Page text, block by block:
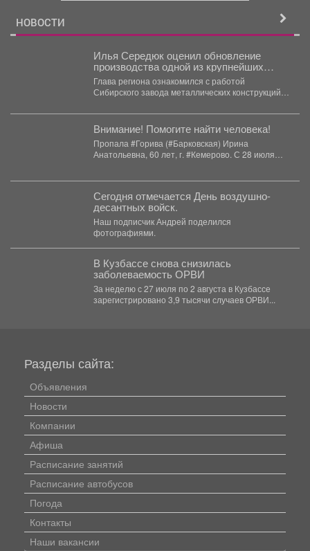
НОВОСТИ
Илья Середюк оценил обновление
производства одной из крупнейших
промышленных компаний Кузбасса
Глава региона ознакомился с работой
Сибирского завода металлических конструкций и
«Сибшахтострой»...
Внимание! Помогите найти человека!
Пропала #Горива (#Барковская) Ирина
Анатольевна, 60 лет, г. #Кемерово. С 28 июля
Сегодня отмечается День воздушно-
десантных войск.
Наш подписчик Андрей поделился
фотографиями.
В Кузбассе снова снизилась
заболеваемость ОРВИ
За неделю с 27 июля по 2 августа в Кузбассе
зарегистрировано 3,9 тысячи случаев ОРВИ...
Разделы сайта:
Объявления
Новости
Компании
Афиша
Расписание занятий
Расписание автобусов
Погода
Контакты
Наши вакансии